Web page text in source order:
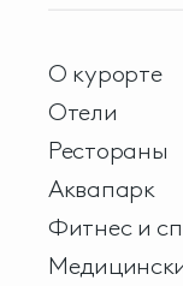
О курорте
Отели
Рестораны
Аквапарк
Фитнес и